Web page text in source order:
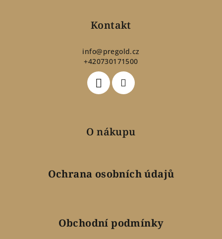
Kontakt
info@pregold.cz
+420730171500
O nákupu
Ochrana osobních údajů
Obchodní podmínky